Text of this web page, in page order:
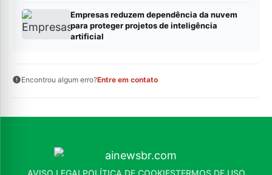
Empresas reduzem dependência da nuvem
para proteger projetos de inteligência
artificial
Encontrou algum erro?Entre em contato